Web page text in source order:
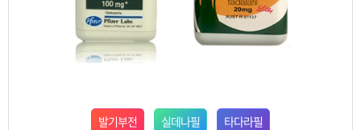
발기부전 실데나필 타다라필